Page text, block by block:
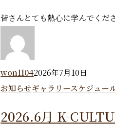
皆さんとても熱心に学んでく
won11042026年7月10日
お知らせギャラリースケジュー
2026.6月 K-